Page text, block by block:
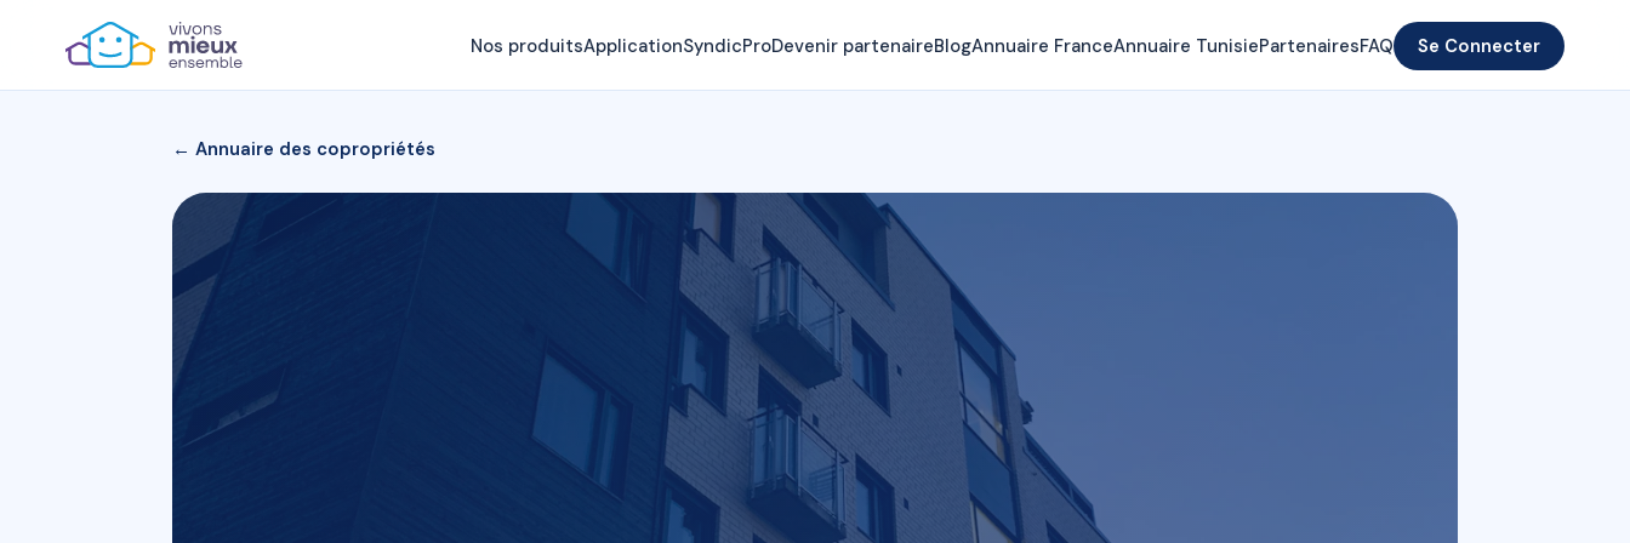
Nos produitsApplicationSyndicProDevenir partenaireBlogAnnuaire FranceAnnuaire TunisiePartenairesFAQ Se Connecter
← Annuaire des copropriétés